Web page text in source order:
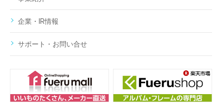
企業・IR情報
サポート・お問い合せ